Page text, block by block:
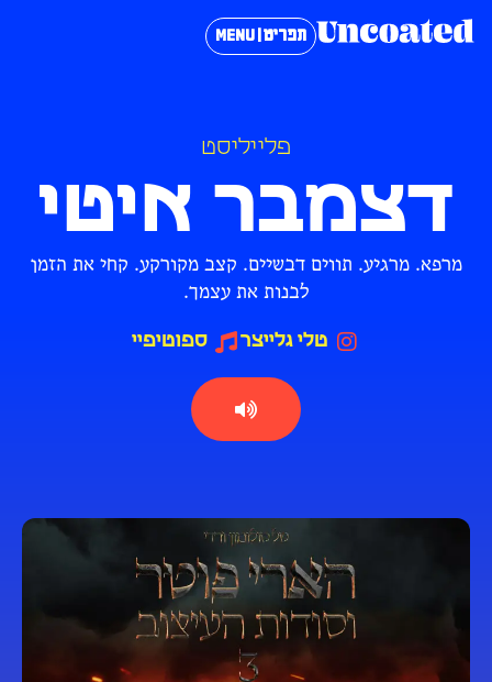
תפריט | MENU
פלייליסט
דצמבר איטי
מרפא. מרגיע. תווים דבשיים. קצב מקורקע. קחי את הזמן
לבנות את עצמך.
טלי גלייצר ספוטיפיי